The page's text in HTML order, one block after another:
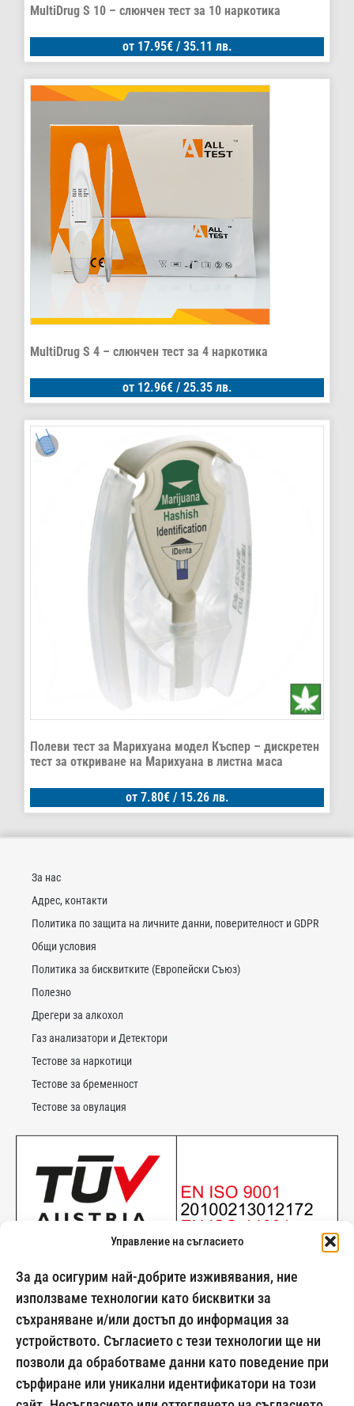
Управление на съгласието
За да осигурим най-добрите изживявания, ние
използваме технологии като бисквитки за
съхраняване и/или достъп до информация за
устройството. Съгласието с тези технологии ще ни
позволи да обработваме данни като поведение при
сърфиране или уникални идентификатори на този
MultiDrug S 10 – слюнчен тест за 10 наркотика
от 17.95€/ 35.11 лв.
MultiDrug S 4 – слюнчен тест за 4 наркотика
от 12.96€/ 25.35 лв.
Полеви тест за Марихуана модел Къспер – дискретен
тест за откриване на Марихуана в листна маса
от 7.80€/ 15.26 лв.
За нас
Адрес, контакти
Политика по защита на личните данни, поверителност и GDPR
Общи условия
Политика за бисквитките (Европейски Съюз)
Полезно
Дрегери за алкохол
Газ анализатори и Детектори
Тестове за наркотици
Тестове за бременност
Тестове за овулация
024500269